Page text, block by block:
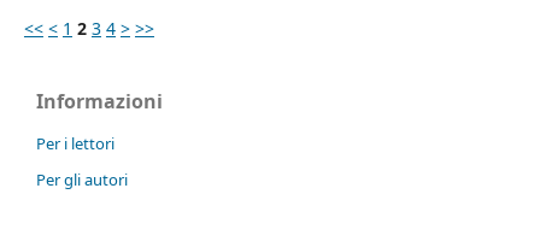
<< < 1 2 3 4 > >>
Informazioni
Per i lettori
Per gli autori